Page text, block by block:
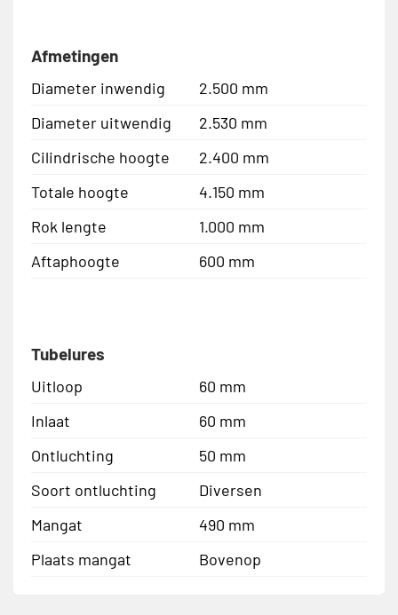
Afmetingen
Diameter inwendig
2.500 mm
Diameter uitwendig
2.530 mm
Cilindrische hoogte
2.400 mm
Totale hoogte
4.150 mm
Rok lengte
1.000 mm
Aftaphoogte
600 mm
Tubelures
Uitloop
60 mm
Inlaat
60 mm
Ontluchting
50 mm
Soort ontluchting
Diversen
Mangat
490 mm
Plaats mangat
Bovenop